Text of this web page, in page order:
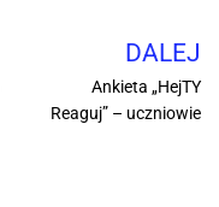
DALEJ
Ankieta „HejTY
Reaguj” – uczniowie